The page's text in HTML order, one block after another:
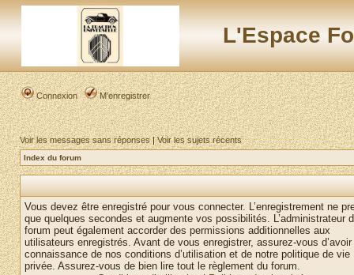
L'Espace
Connexion M’enregistrer
Voir les messages sans réponses|Voir les sujets récents
Index du forum
Vous devez être enregistré pour vous connecter. L’enregistrement ne
que quelques secondes et augmente vos possibilités. L’administrateur
forum peut également accorder des permissions additionnelles aux
utilisateurs enregistrés. Avant de vous enregistrer, assurez-vous
connaissance de nos conditions d’utilisation et de notre politique de vie
privée. Assurez-vous de bien lire tout le règlement du forum.